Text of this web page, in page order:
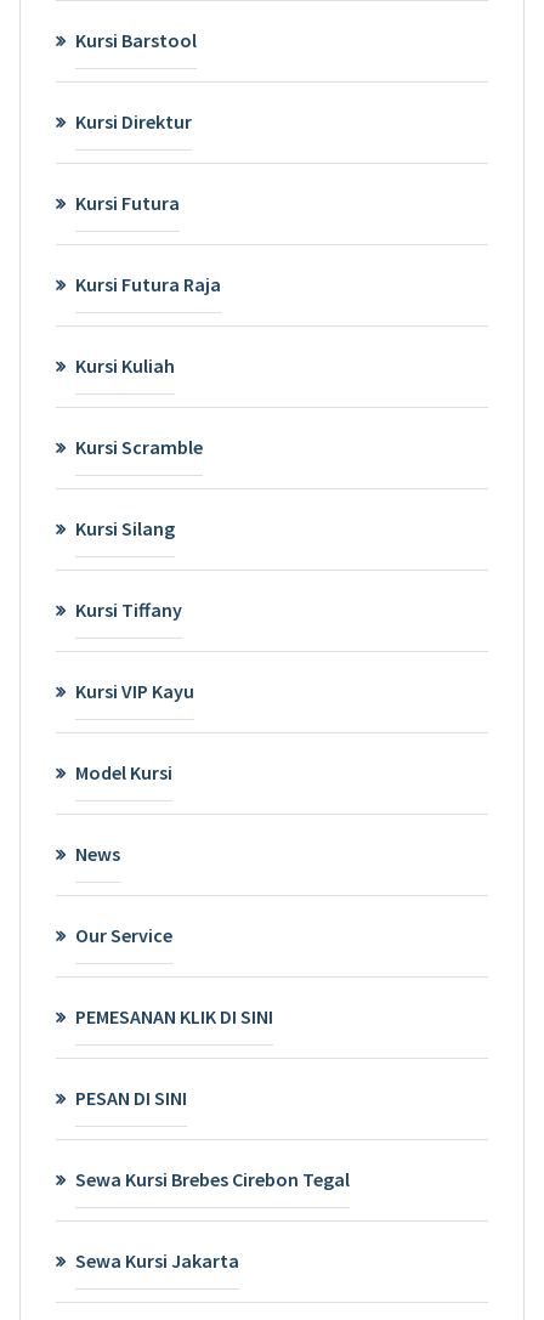
Kursi Barstool
Kursi Direktur
Kursi Futura
Kursi Futura Raja
Kursi Kuliah
Kursi Scramble
Kursi Silang
Kursi Tiffany
Kursi VIP Kayu
Model Kursi
News
Our Service
PEMESANAN KLIK DI SINI
PESAN DI SINI
Sewa Kursi Brebes Cirebon Tegal
Sewa Kursi Jakarta